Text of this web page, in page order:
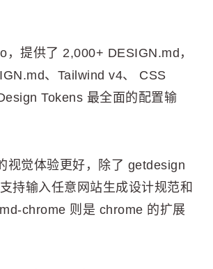
，提供了 2,000+ DESIGN.md，
、Tailwind v4、 CSS
Tokens 最全面的配置输
视觉体验更好，除了 getdesign
持输入任意网站生成设计规范和
chrome 则是 chrome 的扩展